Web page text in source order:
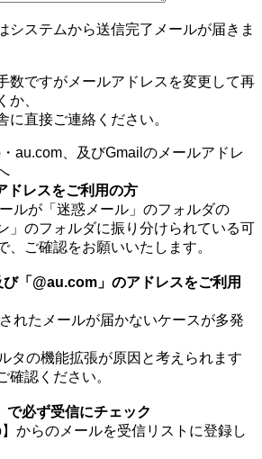
システムから送信完了メールが届きま
数ですがメールアドレスを変更して再
か、
に直接ご連絡ください。
au.com、及びGmailのメールアドレ
ドレスをご利用の方
ルが「迷惑メール」のフォルダの
」のフォルダに振り分けられている可
、ご確認をお願いいたします。
び「@au.com」のアドレスをご利用
れたメールが届かないケースが多発
タの機能拡張が原因と考えられます
確認ください。
で必ず受信にチェック
】からのメールを受信リストに登録し